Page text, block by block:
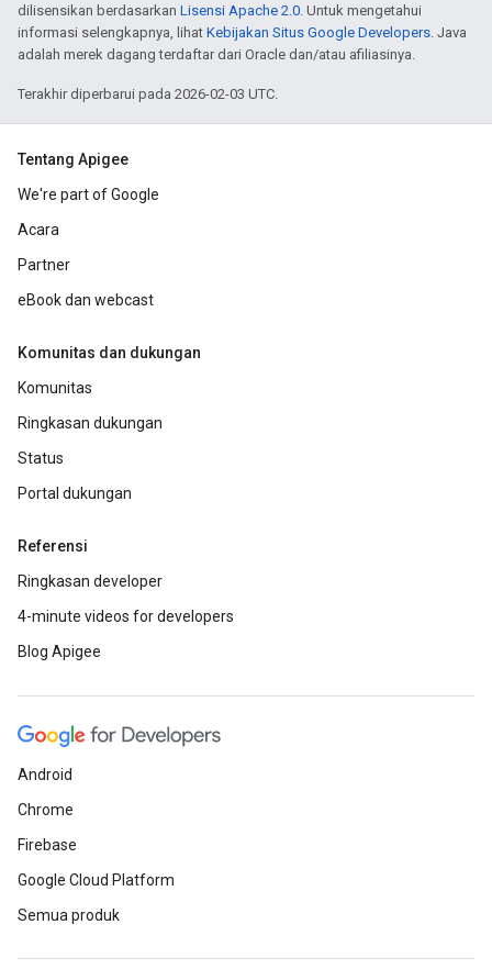
dilisensikan berdasarkan Lisensi Apache 2.0. Untuk mengetahui
informasi selengkapnya, lihat Kebijakan Situs Google Developers. Java
adalah merek dagang terdaftar dari Oracle dan/atau afiliasinya.
Terakhir diperbarui pada 2026-02-03 UTC.
Tentang Apigee
We're part of Google
Acara
Partner
eBook dan webcast
Komunitas dan dukungan
Komunitas
Ringkasan dukungan
Status
Portal dukungan
Referensi
Ringkasan developer
4-minute videos for developers
Blog Apigee
Android
Chrome
Firebase
Google Cloud Platform
Semua produk